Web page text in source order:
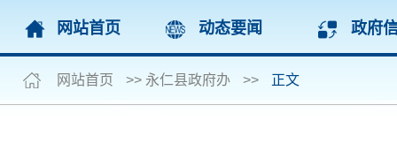
网站首页 动态要闻 政府
网站首页 >> 永仁县政府办 >> 正文